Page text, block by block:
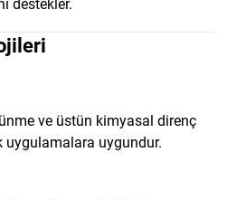
destekler.
ve üstün kimyasal direnç
uygulamalara uygundur.